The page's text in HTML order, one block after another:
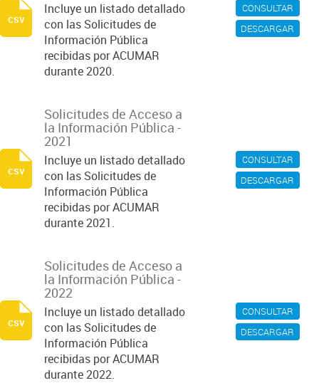
CONSULTAR
DESCARGAR
Incluye un listado detallado
con las Solicitudes de
Información Pública
recibidas por ACUMAR
durante 2020.
csv
CONSULTAR
DESCARGAR
Solicitudes de Acceso a
la Información Pública -
2021
Incluye un listado detallado
con las Solicitudes de
Información Pública
recibidas por ACUMAR
durante 2021.
csv
CONSULTAR
DESCARGAR
Solicitudes de Acceso a
la Información Pública -
2022
Incluye un listado detallado
con las Solicitudes de
Información Pública
recibidas por ACUMAR
durante 2022.
csv